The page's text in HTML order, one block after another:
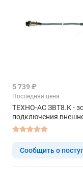
5 739 ₽
Последняя цена
ТЕХНО-АС ЗВТ8.К -
подключения
термопары
Сообщить о